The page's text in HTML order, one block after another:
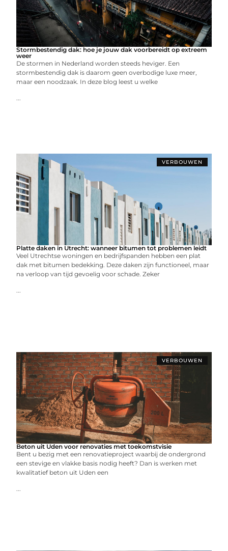
Stormbestendig dak: hoe je jouw dak voorbereidt op extreem
weer
De stormen in Nederland worden steeds heviger. Een
stormbestendig dak is daarom geen overbodige luxe meer,
maar een noodzaak. In deze blog leest u welke
...
VERBOUWEN
Platte daken in Utrecht: wanneer bitumen tot problemen leidt
Veel Utrechtse woningen en bedrijfspanden hebben een plat
dak met bitumen bedekking. Deze daken zijn functioneel, maar
na verloop van tijd gevoelig voor schade. Zeker
...
VERBOUWEN
Beton uit Uden voor renovaties met toekomstvisie
Bent u bezig met een renovatieproject waarbij de ondergrond
een stevige en vlakke basis nodig heeft? Dan is werken met
kwalitatief beton uit Uden een
...